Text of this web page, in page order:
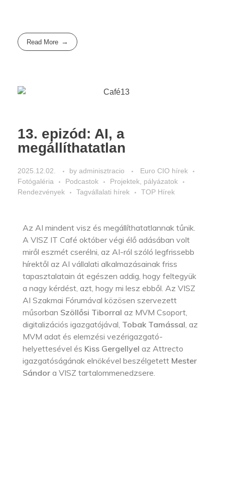
Read More
13. epizód: AI, a
megállíthatatlan
2025.12.02. by adminisztracio
Euro CIO hírek
Fotógaléria
Podcastok
Projektek, pályázatok
Rendezvények
Tagvállalati hírek TOP Hírek
Az AI mindent visz és megállíthatatlannak tűnik.
A VISZ IT Café október végi élő adásában volt
miről eszmét cserélni, az AI-ról szóló legfrissebb
hírektől az AI vállalati alkalmazásainak friss
tapasztalatain át egészen addig, hogy feltegyük
a nagy kérdést, azt, hogy mi lesz ebből. Az VISZ
AI Szakmai Fórumával közösen szervezett
műsorban Szöllősi Tiborral az MVM Csoport,
digitalizációs igazgatójával, Tobak Tamással, az
MVM adat és elemzési vezérigazgató-
helyettesével és Kiss Gergellyel az Attrecto
igazgatóságának elnökével beszélgetett Mester
Sándor a VISZ tartalommenedzsere.